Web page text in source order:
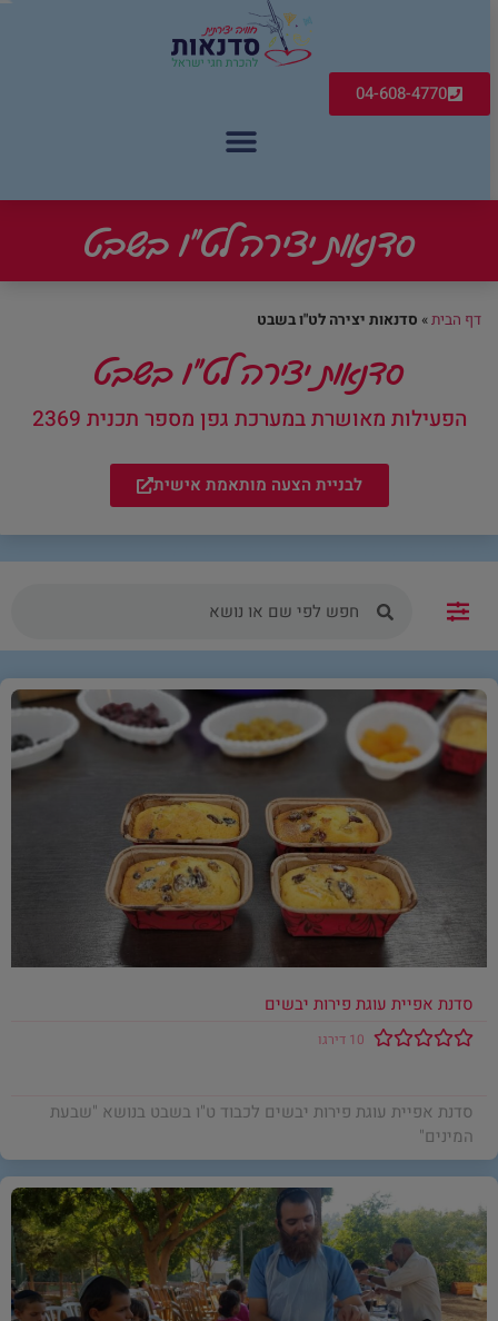
04-608-4770
סדנאות יצירה לט"ו בשבט
דף הבית»סדנאות יצירה לט"ו בשבט
סדנאות יצירה לט"ו בשבט
הפעילות מאושרת במערכת גפן מספר תכנית 2369
לבניית הצעה מותאמת אישית
סדנת אפיית עוגת פירות יבשים
10 דירגו
סדנת אפיית עוגת פירות יבשים לכבוד ט"ו בשבט בנושא "שבעת
המינים"